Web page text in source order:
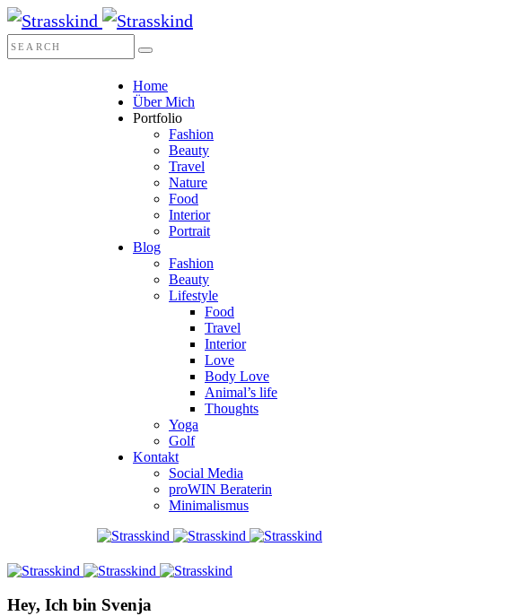
Home
Über Mich
Portfolio
Fashion
Beauty
Travel
Nature
Food
Interior
Portrait
Blog
Fashion
Beauty
Lifestyle
Food
Travel
Interior
Love
Body Love
Animal’s life
Thoughts
Yoga
Golf
Kontakt
Social Media
proWIN Beraterin
Minimalismus
Hey, Ich bin Svenja